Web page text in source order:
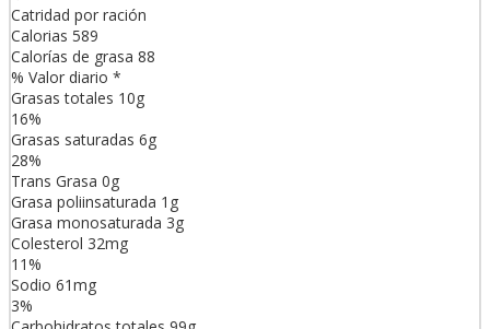
Catridad por ración
Calorias 589
Calorías de grasa 88
% Valor diario *
Grasas totales 10g
16%
Grasas saturadas 6g
28%
Trans Grasa 0g
Grasa poliinsaturada 1 g
Grasa monosaturada 3g
Colesterol 32mg
11%
Sodio 61mg
3%